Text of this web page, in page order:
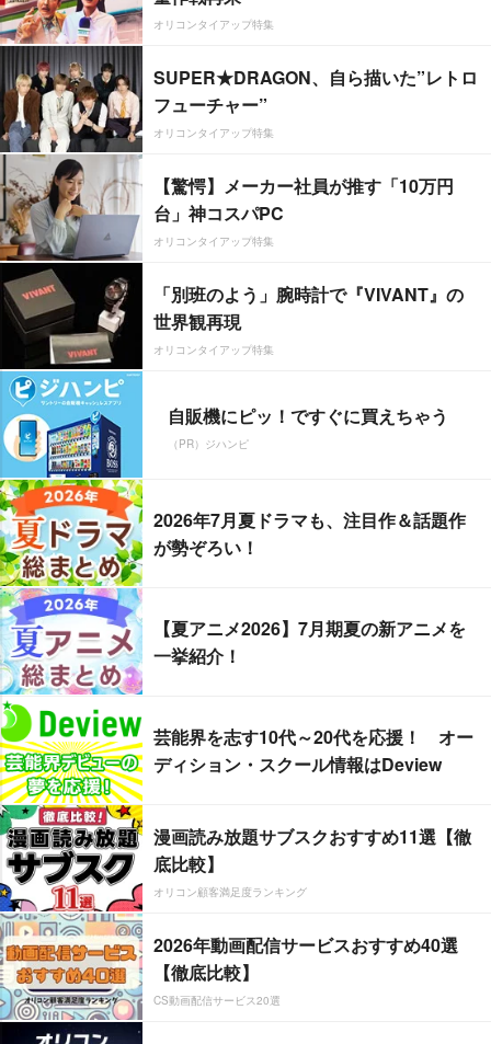
オリコンタイアップ特集
SUPER★DRAGON、自ら描いた”レトロ
フューチャー”
オリコンタイアップ特集
【驚愕】メーカー社員が推す「10万円
台」神コスパPC
オリコンタイアップ特集
「別班のよう」腕時計で『VIVANT』の
世界観再現
オリコンタイアップ特集
自販機にピッ！ですぐに買えちゃう
（PR）ジハンピ
2026年7月夏ドラマも、注目作＆話題作
が勢ぞろい！
【夏アニメ2026】7月期夏の新アニメを
一挙紹介！
芸能界を志す10代～20代を応援！ オー
ディション・スクール情報はDeview
漫画読み放題サブスクおすすめ11選【徹
底比較】
オリコン顧客満足度ランキング
2026年動画配信サービスおすすめ40選
【徹底比較】
CS動画配信サービス20選